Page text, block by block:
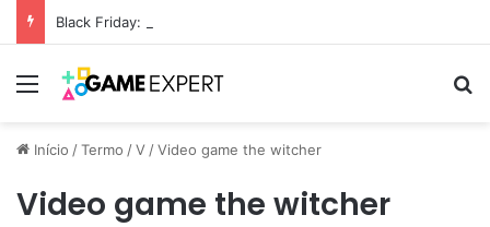
Black Friday: descontos incríveis em eletrônicos
Menu
Início /Termo /V /Video game the witcher
Video game the witcher